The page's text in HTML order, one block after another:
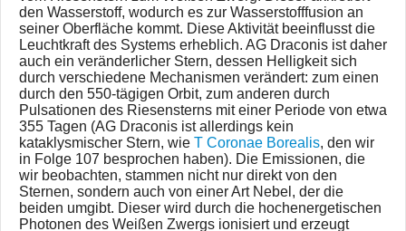
den Wasserstoff, wodurch es zur Wasserstofffusion an
seiner Oberfläche kommt. Diese Aktivität beeinflusst die
Leuchtkraft des Systems erheblich. AG Draconis ist daher
auch ein veränderlicher Stern, dessen Helligkeit sich
durch verschiedene Mechanismen verändert: zum einen
durch den 550-tägigen Orbit, zum anderen durch
Pulsationen des Riesensterns mit einer Periode von etwa
355 Tagen (AG Draconis ist allerdings kein
kataklysmischer Stern, wie T Coronae Borealis, den wir
in Folge 107 besprochen haben). Die Emissionen, die
wir beobachten, stammen nicht nur direkt von den
Sternen, sondern auch von einer Art Nebel, der die
beiden umgibt. Dieser wird durch die hochenergetischen
Photonen des Weißen Zwergs ionisiert und erzeugt